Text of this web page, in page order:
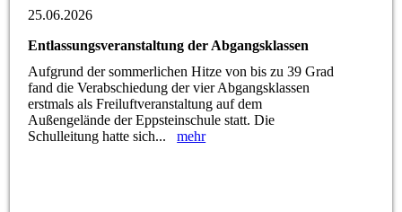
25.06.2026
Entlassungsveranstaltung der Abgangsklassen
Aufgrund der sommerlichen Hitze von bis zu 39 Grad
fand die Verabschiedung der vier Abgangsklassen
erstmals als Freiluftveranstaltung auf dem
Außengelände der Eppsteinschule statt. Die
Schulleitung hatte sich...mehr